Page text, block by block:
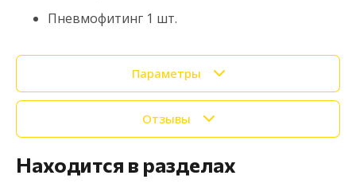
Пневмофитинг 1 шт.
Параметры
Отзывы
Находится в разделах